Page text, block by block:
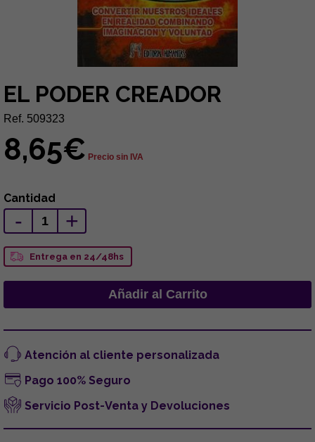
EL PODER CREADOR
Ref. 509323
8,65€ Precio sin IVA
Cantidad
- +
Entrega en 24/48hs
Atención al cliente personalizada
Pago 100% Seguro
Servicio Post-Venta y Devoluciones